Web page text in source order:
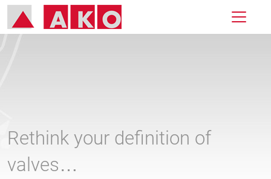
Rethink your definition of
valves…